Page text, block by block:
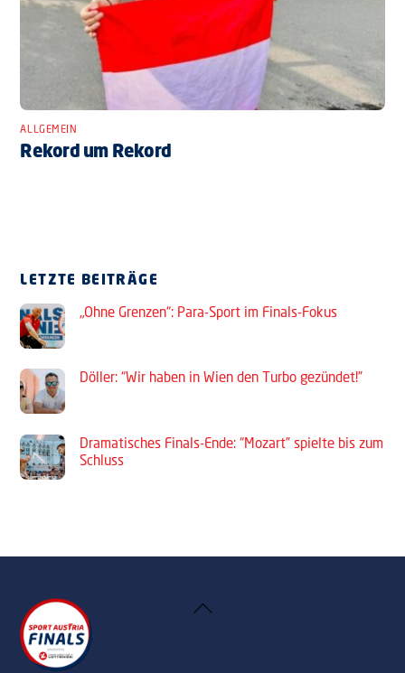
ALLGEMEIN
Rekord um Rekord
LETZTE BEITRÄGE
„Ohne Grenzen“: Para-Sport im Finals-Fokus
Döller: “Wir haben in Wien den Turbo gezündet!”
Dramatisches Finals-Ende: “Mozart” spielte bis zum
Schluss
Back